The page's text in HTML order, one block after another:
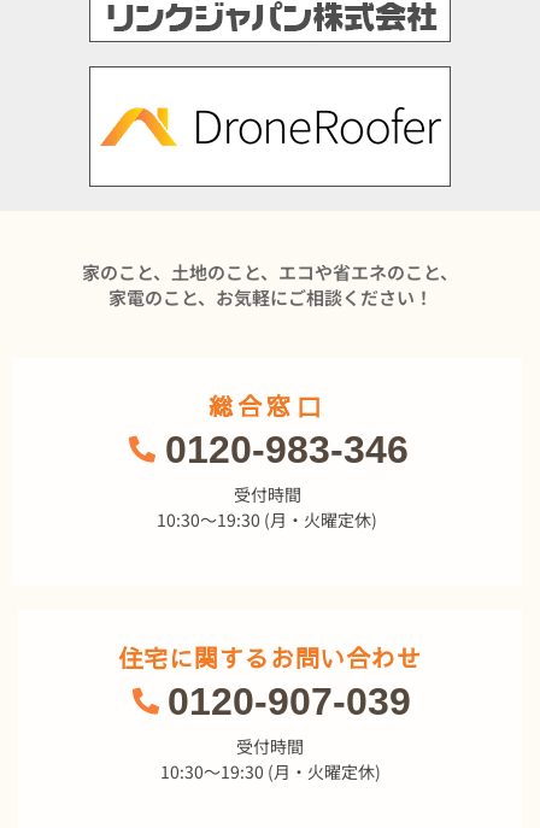
家のこと、土地のこと、エコや省エネのこと、
家電のこと、お気軽にご相談ください！
総合窓口
0120-983-346
受付時間
10:30～19:30 (月・火曜定休)
住宅に関するお問い合わせ
0120-907-039
受付時間
10:30～19:30 (月・火曜定休)